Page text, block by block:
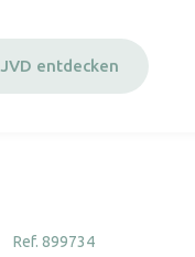
JVD entdecken
Ref. 899734